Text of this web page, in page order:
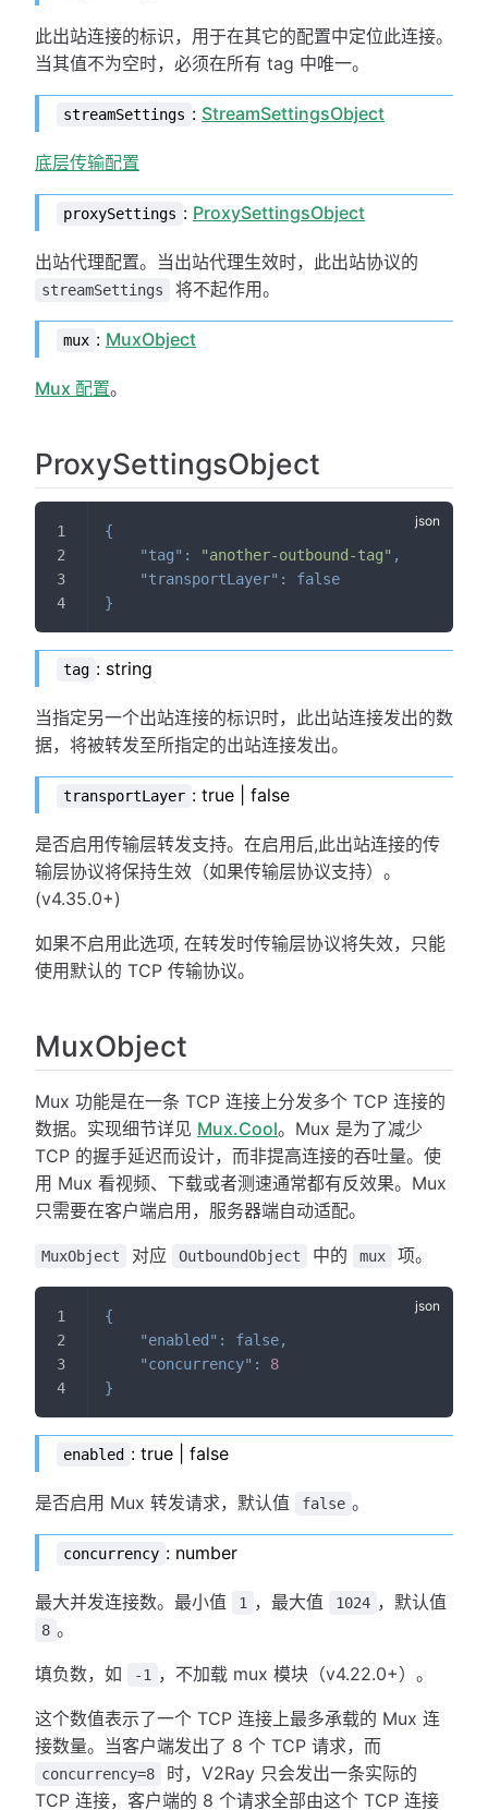
此出站连接的标识，用于在其它的配置中定位此连接。
当其值不为空时，必须在所有 tag 中唯一。
streamSettings : StreamSettingsObject
底层传输配置
proxySettings : ProxySettingsObject
出站代理配置。当出站代理生效时，此出站协议的
streamSettings 将不起作用。
mux : MuxObject
Mux 配置。
ProxySettingsObject
{
"tag" : "another-outbound-tag" ,
"transportLayer" :
false
}
tag : string
当指定另一个出站连接的标识时，此出站连接发出的数
据，将被转发至所指定的出站连接发出。
transportLayer : true | false
是否启用传输层转发支持。在启用后,此出站连接的传
输层协议将保持生效（如果传输层协议支持）。
(v4.35.0+)
如果不启用此选项, 在转发时传输层协议将失效，只能
使用默认的 TCP 传输协议。
MuxObject
Mux 功能是在一条 TCP 连接上分发多个 TCP 连接的
数据。实现细节详见 Mux.Cool。Mux 是为了减少
TCP 的握手延迟而设计，而非提高连接的吞吐量。使
用 Mux 看视频、下载或者测速通常都有反效果。Mux
只需要在客户端启用，服务器端自动适配。
MuxObject 对应 OutboundObject 中的 mux 项。
{
"enabled" : false,
"concurrency" :
8
}
enabled : true | false
是否启用 Mux 转发请求，默认值 false 。
concurrency : number
最大并发连接数。最小值 1 ，最大值 1024 ，默认值
8 。
填负数，如 -1 ，不加载 mux 模块（v4.22.0+）。
这个数值表示了一个 TCP 连接上最多承载的 Mux 连
接数量。当客户端发出了 8 个 TCP 请求，而
concurrency=8
时，V2Ray 只会发出一条实际的
TCP 连接，客户端的 8 个请求全部由这个 TCP 连接